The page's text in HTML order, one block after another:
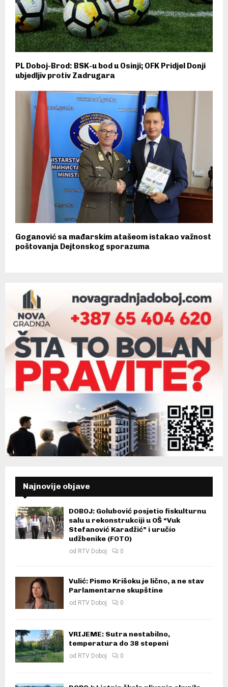
PL Doboj-Brod: BSK-u bod u Osinji; OFK Pridjel Donji
ubjedljiv protiv Zadrugara
Goganović sa mađarskim atašeom istakao važnost
poštovanja Dejtonskog sporazuma
Najnovije objave
DOBOJ: Golubović posjetio fiskulturnu
salu u rekonstrukciji u OŠ “Vuk
Stefanović Karadžić” i uručio
udžbenike (FOTO)
od RTV Doboj 0
Vulić: Pismo Krišoku je lično, a ne stav
Parlamentarne skupštine
od RTV Doboj 0
VRIJEME: Sutra nestabilno,
temperatura do 38 stepeni
od RTV Doboj 0